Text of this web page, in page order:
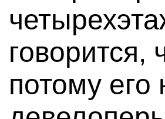
говорится,
потому его